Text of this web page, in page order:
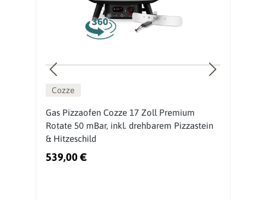
Cozze
Gas Pizzaofen Cozze 17 Zoll Premium
Rotate 50 mBar, inkl. drehbarem Pizzastein
& Hitzeschild
539,00 €